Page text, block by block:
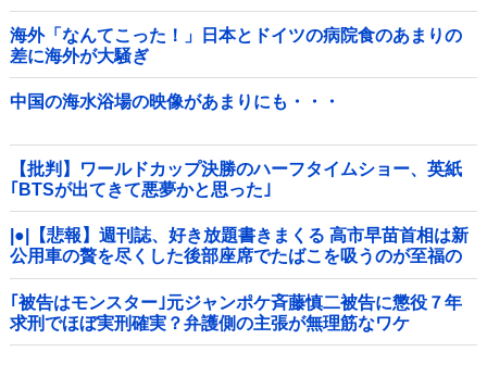
海外「なんてこった！」日本とドイツの病院食のあまりの
差に海外が大騒ぎ
中国の海水浴場の映像があまりにも・・・
【批判】ワールドカップ決勝のハーフタイムショー、英紙
｢BTSが出てきて悪夢かと思った｣
|●|【悲報】週刊誌、好き放題書きまくる 高市早苗首相は新
公用車の贅を尽くした後部座席でたばこを吸うのが至福の
時間「どんどん延びる乗車時間」
｢被告はモンスター｣元ジャンポケ斉藤慎二被告に懲役７年
求刑でほぼ実刑確実？弁護側の主張が無理筋なワケ